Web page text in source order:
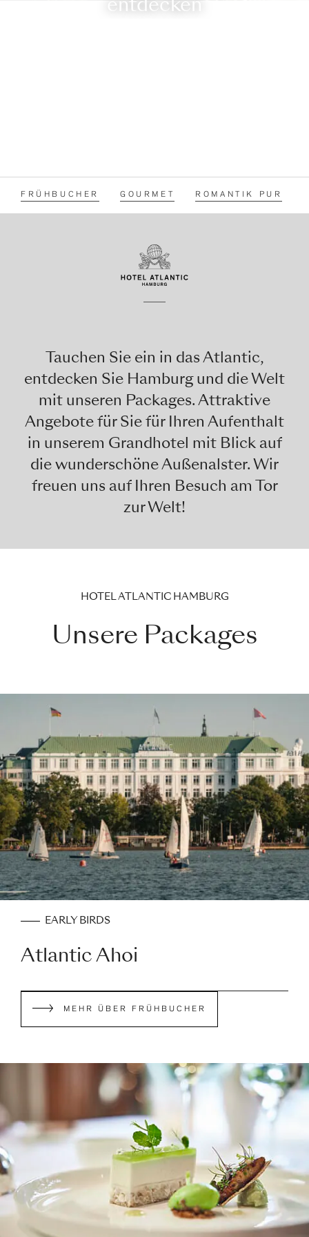
FRÜHBUCHER GOURMET ROMANTIK PUR
Tauchen Sie ein in das Atlantic,
entdecken Sie Hamburg und die Welt
mit unseren Packages. Attraktive
Angebote für Sie für Ihren Aufenthalt
in unserem Grandhotel mit Blick auf
die wunderschöne Außenalster. Wir
freuen uns auf Ihren Besuch am Tor
zur Welt!
HOTEL ATLANTIC HAMBURG
Unsere Packages
EARLY BIRDS
Atlantic Ahoi
MEHR ÜBER FRÜHBUCHER